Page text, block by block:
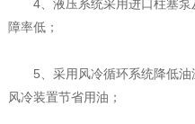
4、液压系统采用进口柱塞泵
障率低；
5、采用风冷循环系统降低油
风冷装置节省用油；